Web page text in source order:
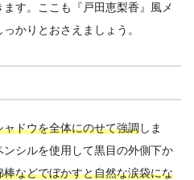
ます。ここも『戸田恵梨香』風メ
かりとおさえましょう。
ャドウを全体にのせて強調しま
シルを使用して黒目の外側下か
棒などでぼかすと自然な涙袋にな